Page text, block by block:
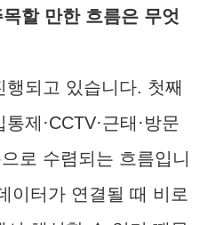
할 만한 흐름은 무엇
되고 있습니다. 첫째
제·CCTV·근태·방문
로 수렴되는 흐름입니
이터가 연결될 때 비로